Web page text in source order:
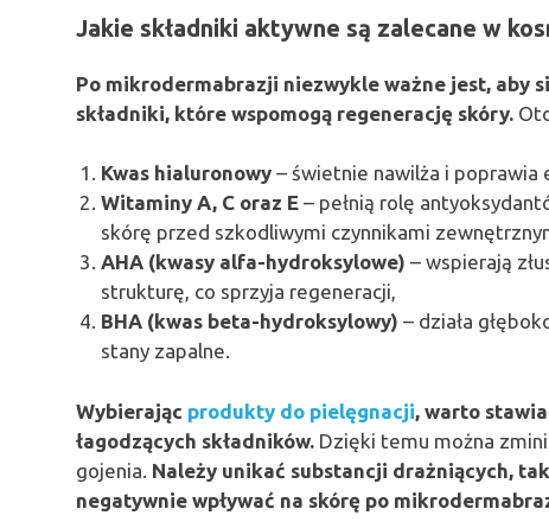
Jakie składniki aktywne są zalecane w
Po mikrodermabrazji niezwykle ważne jest, aby
składniki, które wspomogą regenerację skóry.
Kwas hialuronowy – świetnie nawilża i poprawia
Witaminy A, C oraz E – pełnią rolę
skórę przed szkodliwymi czynnikami
AHA (kwasy alfa-hydroksylowe) – wspierają
strukturę, co sprzyja regeneracji,
BHA (kwas beta-hydroksylowy) – działa
stany zapalne.
Wybierając produkty do pielęgnacji, warto
łagodzących składników. Dzięki temu można
gojenia. Należy unikać substancji drażniących,
negatywnie wpływać na skórę po